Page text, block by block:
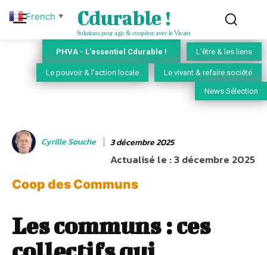
Cdurable !
Solutions pour agir & coopérer avec le Vivant
PHVA - L'essentiel Cdurable ! L'être & les liens
Le pouvoir & l'action locale Le vivant & refaire société
News Sélection
Cyrille Souche 3 décembre 2025
Actualisé le :3 décembre 2025
Coop des Communs
Les communs : ces
French ▼